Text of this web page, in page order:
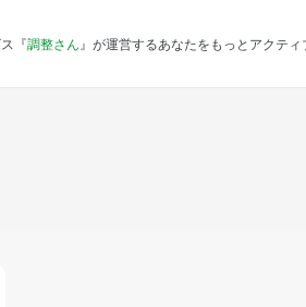
『調整さん 』が運営するあなたをもっとアクテ